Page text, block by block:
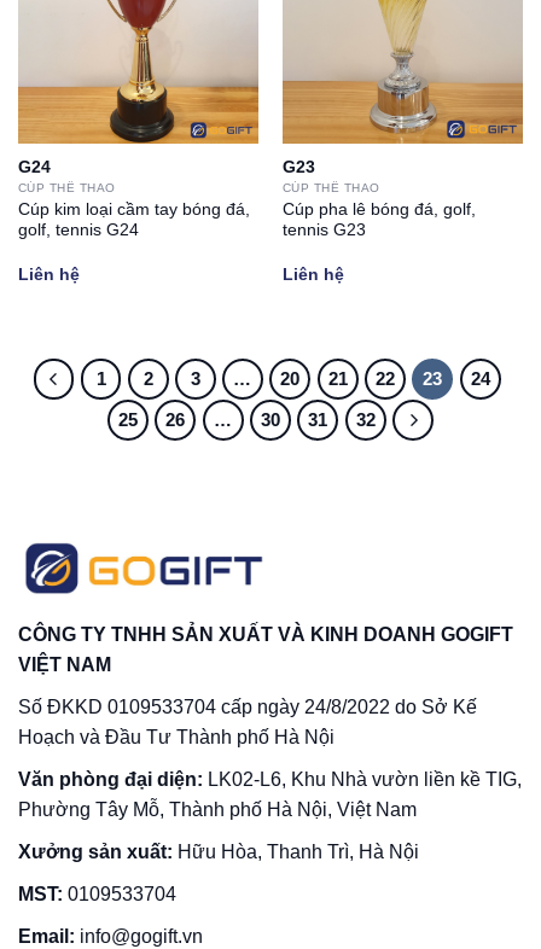
G24
CÚP THỂ THAO
Cúp kim loại cầm tay bóng đá,
golf, tennis G24
Liên hệ
G23
CÚP THỂ THAO
Cúp pha lê bóng đá, golf,
tennis G23
Liên hệ
1 2 3 … 20 21 22 23
24
25
26 … 30 31 32
CÔNG TY TNHH SẢN XUẤT VÀ KINH DOANH GOGIFT
VIỆT NAM
Số ĐKKD 0109533704 cấp ngày 24/8/2022 do Sở Kế
Hoạch và Đầu Tư Thành phố Hà Nội
Văn phòng đại diện: LK02-L6, Khu Nhà vườn liền kề TIG,
Phường Tây Mỗ, Thành phố Hà Nội, Việt Nam
Xưởng sản xuất: Hữu Hòa, Thanh Trì, Hà Nội
MST: 0109533704
Email: info@gogift.vn